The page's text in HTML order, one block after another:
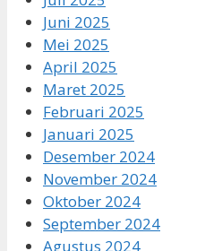
Juni 2025
Mei 2025
April 2025
Maret 2025
Februari 2025
Januari 2025
Desember 2024
November 2024
Oktober 2024
September 2024
Agustus 2024